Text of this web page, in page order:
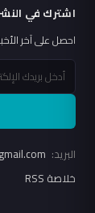
اشترك في
احصل على آخر
البريد:
خلاصة RSS